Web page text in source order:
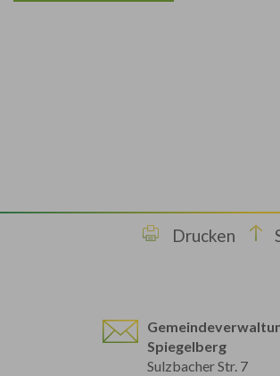
Drucken
Spiegelberg
Sulzbacher Str. 7